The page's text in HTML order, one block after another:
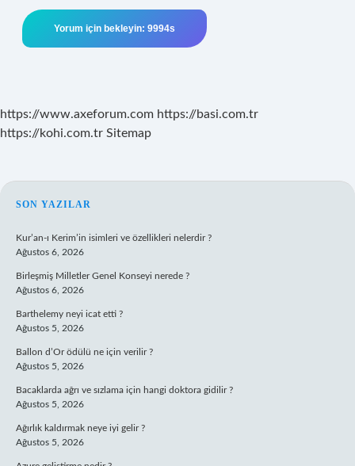
https://www.axeforum.com https://basi.com.tr
https://kohi.com.tr Sitemap
SIDEBAR
SON YAZILAR
Kur’an-ı Kerim’in isimleri ve özellikleri nelerdir ?
Ağustos 6, 2026
Birleşmiş Milletler Genel Konseyi nerede ?
Ağustos 6, 2026
Barthelemy neyi icat etti ?
Ağustos 5, 2026
Ballon d’Or ödülü ne için verilir ?
Ağustos 5, 2026
Bacaklarda ağrı ve sızlama için hangi doktora gidilir ?
Ağustos 5, 2026
Ağırlık kaldırmak neye iyi gelir ?
Ağustos 5, 2026